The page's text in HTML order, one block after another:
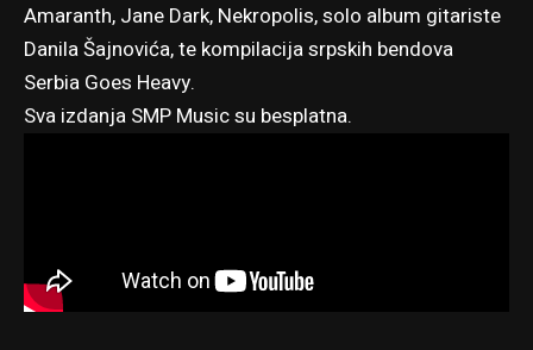
Amaranth, Jane Dark, Nekropolis, solo album gitariste
Danila Šajnovića, te kompilacija srpskih bendova
Serbia Goes Heavy.
Sva izdanja SMP Music su besplatna.